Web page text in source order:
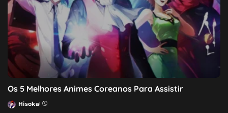
Os 5 Melhores Animes Coreanos Para Assistir
Posted
Hisoka